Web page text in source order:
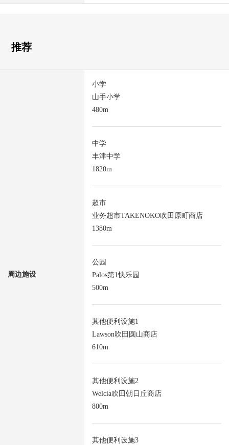
推荐
周边施设
小学
山手小学
480m
中学
丰津中学
1820m
超市
业务超市TAKENOKO吹田原町商店
1380m
公园
Palos第1快乐园
500m
其他便利设施1
Lawson吹田圆山商店
610m
其他便利设施2
Welcia吹田朝日丘商店
800m
其他便利设施3